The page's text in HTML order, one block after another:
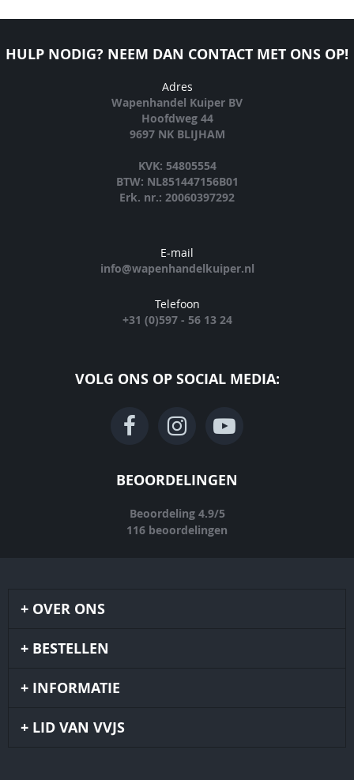
HULP NODIG? NEEM DAN CONTACT MET ONS OP!
Adres
Wapenhandel Kuiper BV
Hoofdweg 44
9697 NK BLIJHAM
KVK: 54805554
BTW: NL851447156B01
Erk. nr.: 20060397292
E-mail
info@wapenhandelkuiper.nl
Telefoon
+31 (0)597 - 56 13 24
VOLG ONS OP SOCIAL MEDIA:
BEOORDELINGEN
Beoordeling 4.9/5
116 beoordelingen
OVER ONS
BESTELLEN
INFORMATIE
LID VAN VVJS